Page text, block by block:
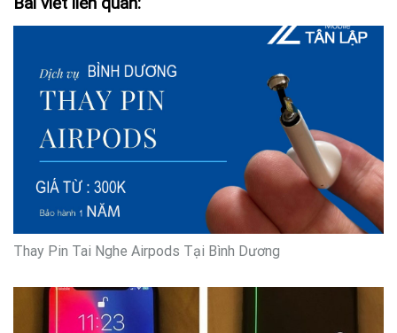
Thay Pin Tai Nghe Airpods Tại Bình Dương